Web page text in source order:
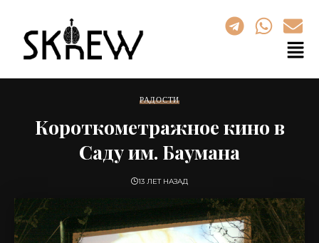
РАДОСТИ
Короткометражное кино в
Саду им. Баумана
13 ЛЕТ НАЗАД